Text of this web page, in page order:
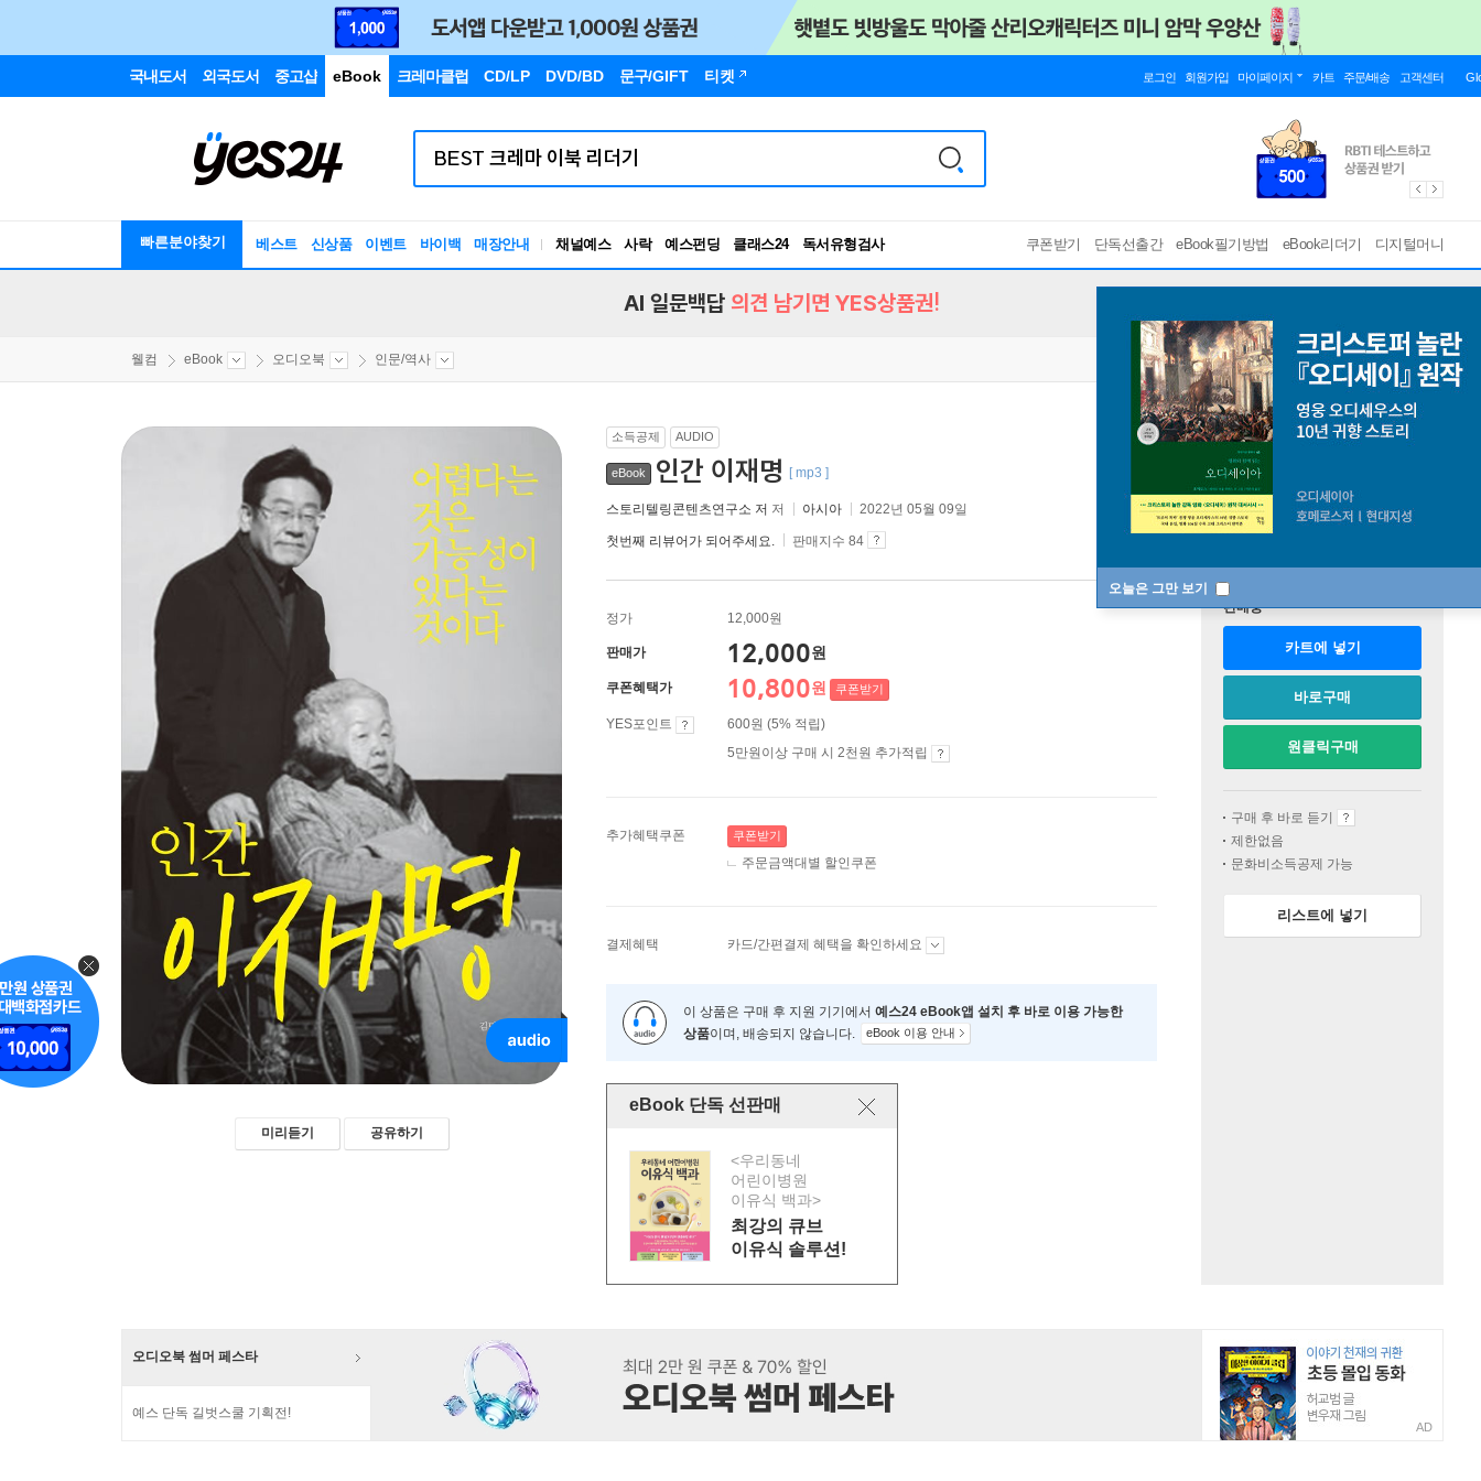
국내도서 외국도서 중고샵 eBook 크레마클럽 CD/LP DVD/BD 문구/GIFT 티켓 로그인 회원가입 마이페이지 카트 주문/배송 고객센터
빠른분야찾기 베스트 신상품 이벤트 바이백 매장안내 채널예스 사락 예스펀딩 클래스24
RBTI Lab
독서유형검사
쿠폰받기 단독선출간 eBook필기방법 eBook리더기 디지털머니
오늘은 그만 보기
AI 일문백답 의견 남기면 YES상품권!
웰컴 eBook 오디오북 인문/역사
미리듣기 공유하기
소득공제 AUDIO
eBook 인간 이재명 [ mp3 ]
스토리텔링콘텐츠연구소 저 저 아시아 2022년 05월 09일
첫번째 리뷰어가 되어주세요. 판매지수 84
정가 12,000원
판매가 12,000원
쿠폰혜택가 10,800원 쿠폰받기
YES포인트
600원 (5% 적립)
5만원이상 구매 시 2천원 추가적립
추가혜택쿠폰 쿠폰받기
주문금액대별 할인쿠폰
결제혜택 카드/간편결제 혜택을 확인하세요
이 상품은 구매 후 지원 기기에서 예스24 eBook앱 설치 후 바로 이용 가능한
상품이며, 배송되지 않습니다. eBook 이용 안내
eBook 단독 선판매
<우리동네
어린이병원
이유식 백과>
최강의 큐브
이유식 솔루션!
판매중
카트에 넣기
바로구매
원클릭구매
구매 후 바로 듣기
제한없음
문화비소득공제 가능
리스트에 넣기
오디오북 썸머 페스타
예스 단독 길벗스쿨 기획전!
AD